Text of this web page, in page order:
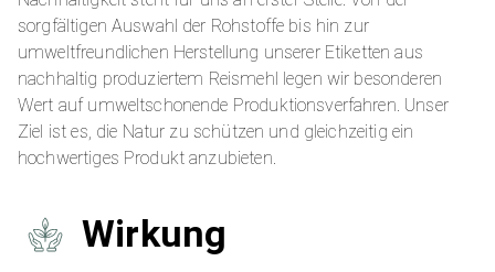
sorgfältigen Auswahl der Rohstoffe bis hin zur
umweltfreundlichen Herstellung unserer Etiketten aus
nachhaltig produziertem Reismehl legen wir besonderen
Wert auf umweltschonende Produktionsverfahren. Unser
Ziel ist es, die Natur zu schützen und gleichzeitig ein
hochwertiges Produkt anzubieten.
Wirkung